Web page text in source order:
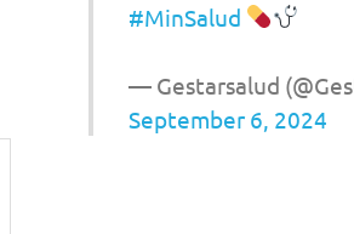
#MinSalud
— Gestarsalud
September 6, 2024